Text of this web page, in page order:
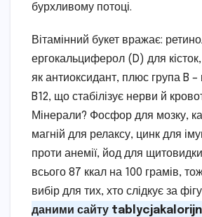
бурхливому потоці.
Вітамінний букет вражає:
ергокальциферол (D) для
як антиоксидант, плюс група B –
B12, що стабілізує нерви й
Мінерали? Фосфор для мозку,
магній для релаксу, цинк для
проти анемії, йод для
всього 87 ккал на 100 грамів,
вибір для тих, хто слідкує за
даними сайту